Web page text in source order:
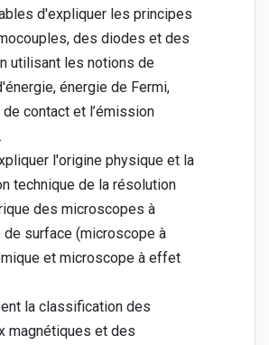
d'expliquer les principes
des diodes et des
utilisant les notions de
énergie de Fermi,
contact et l’émission
l'origine physique et la
technique de la résolution
des microscopes à
de surface (microscope à
et microscope à effet
la classification des
magnétiques et des